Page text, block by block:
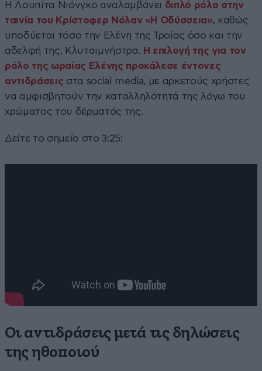
Η Λουπίτα Νιόνγκο αναλαμβάνει διπλό ρόλο στην
ταινία του Κρίστοφερ Νόλαν «Η Οδύσσεια», καθώς
υποδύεται τόσο την Ελένη της Τροίας όσο και την
αδελφή της, Κλυταιμνήστρα. Η επιλογή της για τον
ρόλο της ωραίας Ελένης προκάλεσε έντονες
αντιδράσεις στα social media, με αρκετούς χρήστες
να αμφισβητούν την καταλληλότητά της λόγω του
χρώματος του δέρματός της.
Δείτε το σημείο στο 3:25:
Οι αντιδράσεις μετά τις δηλώσεις
της ηθοποιού